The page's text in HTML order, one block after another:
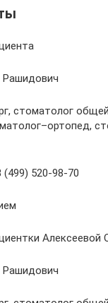
стоматолог
(499) 520-98-70
Алексеевой